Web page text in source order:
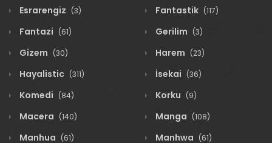
Esrarengiz (3) Fantastik (117)
Fantazi (61) Gerilim (3)
Gizem (30) Harem (23)
Hayalistic (311) İsekai (36)
Komedi (84) Korku (9)
Macera (140) Manga (108)
Manhua (61) Manhwa (61)